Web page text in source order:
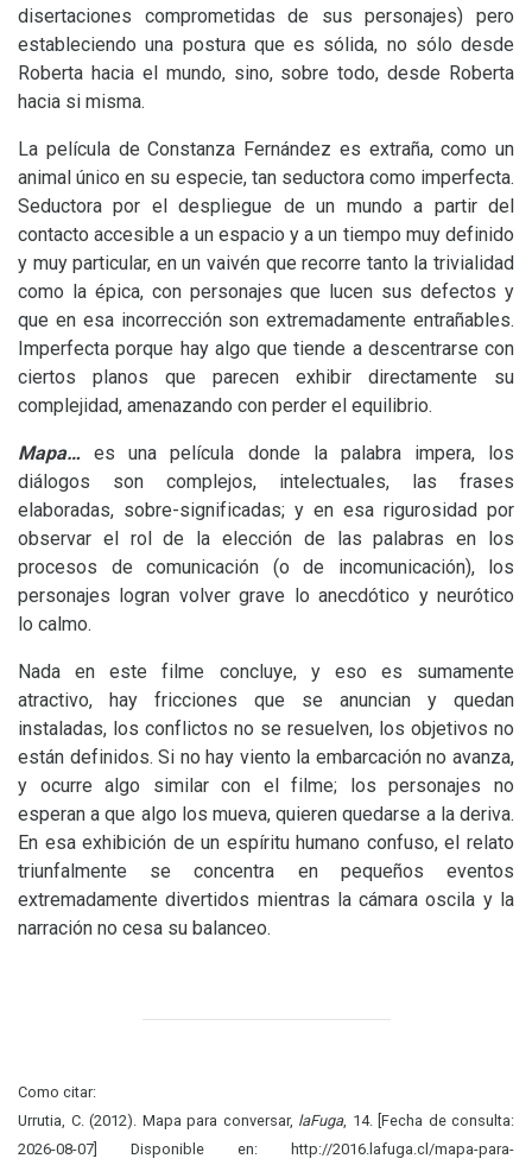
disertaciones comprometidas de sus personajes) pero
estableciendo una postura que es sólida, no sólo desde
Roberta hacia el mundo, sino, sobre todo, desde Roberta
hacia si misma.
La película de Constanza Fernández es extraña, como un
animal único en su especie, tan seductora como imperfecta.
Seductora por el despliegue de un mundo a partir del
contacto accesible a un espacio y a un tiempo muy definido
y muy particular, en un vaivén que recorre tanto la trivialidad
como la épica, con personajes que lucen sus defectos y
que en esa incorrección son extremadamente entrañables.
Imperfecta porque hay algo que tiende a descentrarse con
ciertos planos que parecen exhibir directamente su
complejidad, amenazando con perder el equilibrio.
Mapa…es una película donde la palabra impera, los
diálogos son complejos, intelectuales, las frases
elaboradas, sobre-significadas; y en esa rigurosidad por
observar el rol de la elección de las palabras en los
procesos de comunicación (o de incomunicación), los
personajes logran volver grave lo anecdótico y neurótico
lo calmo.
Nada en este filme concluye, y eso es sumamente
atractivo, hay fricciones que se anuncian y quedan
instaladas, los conflictos no se resuelven, los objetivos no
están definidos. Si no hay viento la embarcación no avanza,
y ocurre algo similar con el filme; los personajes no
esperan a que algo los mueva, quieren quedarse a la deriva.
En esa exhibición de un espíritu humano confuso, el relato
triunfalmente se concentra en pequeños eventos
extremadamente divertidos mientras la cámara oscila y la
narración no cesa su balanceo.
Como citar:
Urrutia, C. (2012). Mapa para conversar, laFuga, 14. [Fecha de consulta:
2026-08-07] Disponible en: http://2016.lafuga.cl/mapa-para-